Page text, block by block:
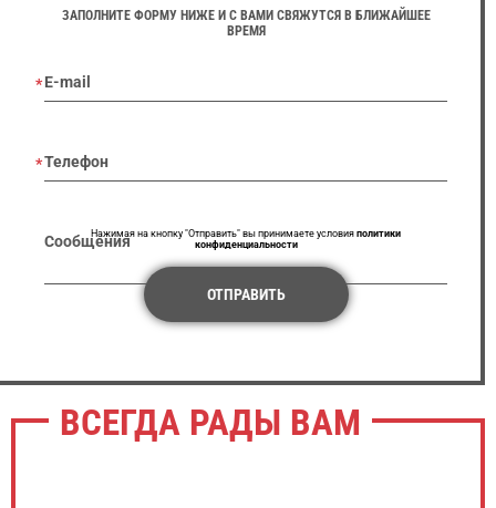
ЗАПОЛНИТЕ ФОРМУ НИЖЕ И С ВАМИ СВЯЖУТСЯ В БЛИЖАЙШЕЕ
ВРЕМЯ
E-mail
Телефон
СообщенияНажимая на кнопку "Отправить" вы принимаете условия политики
конфиденциальности
ОТПРАВИТЬ
ВСЕГДА РАДЫ ВАМ